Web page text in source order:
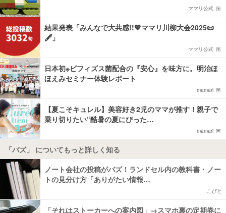
ママリ公式
結果発表「みんなで大共感!!💖ママリ川柳大会2025📜
🖋️」
ママリ公式
日本初※ビフィズス菌配合の『安心』を味方に。明治ほ
ほえみセミナー体験レポート
mamari
【夏こそキュレル】美容好き2児のママが推す！親子で
乗り切りたい“酷暑の夏にぴった…
mamari
「バズ」 についてもっと詳しく知る
ノート会社の投稿がバズ！ランドセル内の教科書・ノー
トの見分け方「ありがたい情報…
こびと
「それはストーカーへの案内図」→スマホ裏の定期券に